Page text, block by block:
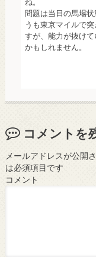
ね。
問題は当日の馬場
うも東京マイルで
すが、能力が抜け
かもしれません。
コメントを
メールアドレスが公開
は必須項目です
コメント